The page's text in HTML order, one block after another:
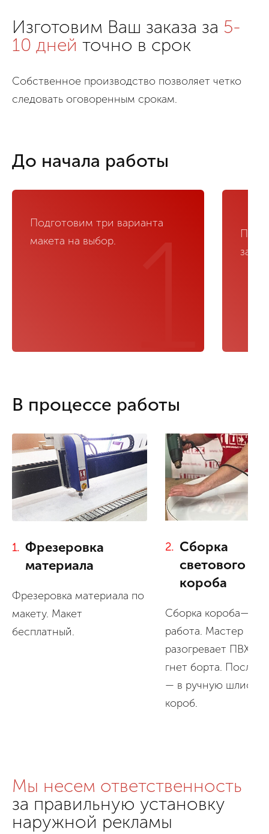
Изготовим Ваш заказа за 5-
10 дней точно в срок
Собственное производство позволяет четко
следовать оговоренным срокам.
До начала работы
Подготовим три варианта
макета на выбор.
1
В процессе работы
1. Фрезеровка
материала
Фрезеровка материала по
макету. Макет
бесплатный.
2. Сборка
светового
короба
Сборка короба—
работа. Мастер
разогревает ПВХ
гнет борта. После
— в ручную
короб.
Мы несем ответственность
за правильную установку
наружной рекламы